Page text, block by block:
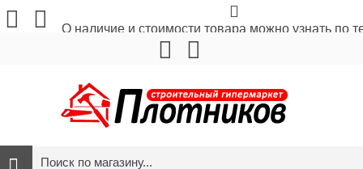
О наличие и стоимости товара можно узнать по